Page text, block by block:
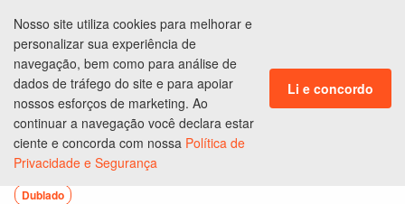
Ingressos Lugares Produtos
A Morte do Demônio: Em Chamas
Dublado
Nosso site utiliza cookies para melhorar e
personalizar sua experiência de
navegação, bem como para análise de
dados de tráfego do site e para apoiar
nossos esforços de marketing. Ao
continuar a navegação você declara estar
ciente e concorda com nossa Política de
Privacidade e Segurança
Li e concordo